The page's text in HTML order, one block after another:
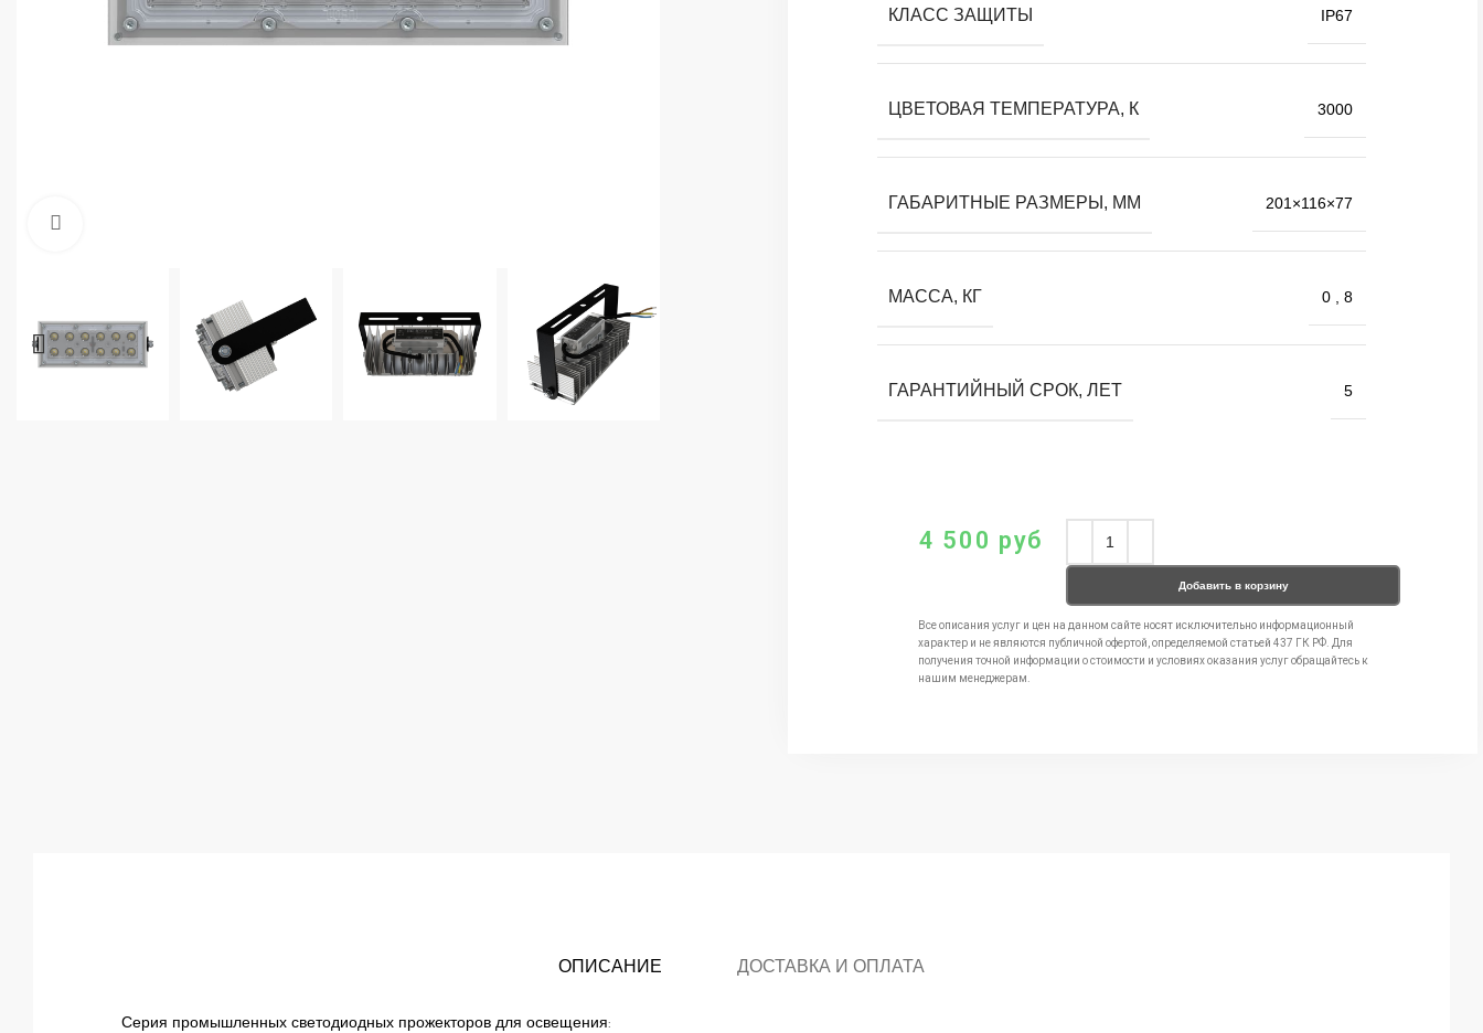
КЛАСС ЗАЩИТЫ IP67
ЦВЕТОВАЯ ТЕМПЕРАТУРА, К 3000
ГАБАРИТНЫЕ РАЗМЕРЫ, ММ 201×116×77
МАССА, КГ 0 ,8
ГАРАНТИЙНЫЙ СРОК, ЛЕТ 5
4 500 руб
Добавить в корзину
Все описания услуг и цен на данном сайте носят исключительно информационный
характер и не являются публичной офертой, определяемой статьей 437 ГК РФ. Для
получения точной информации о стоимости и условиях оказания услуг обращайтесь к
нашим менеджерам.
ОПИСАНИЕ ДОСТАВКА И ОПЛАТА
Серия промышленных светодиодных прожекторов для освещения: